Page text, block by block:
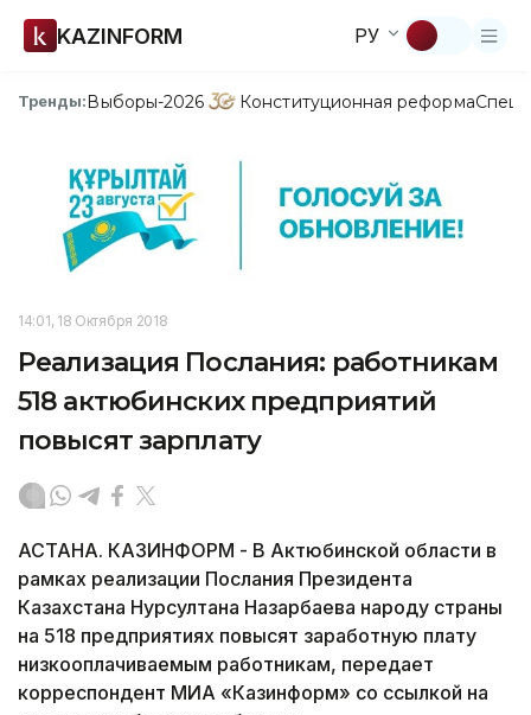
KAZINFORM РУ
Тренды:Выборы-2026 Конституционная реформа
14:01, 18 Октября 2018
Реализация Послания: работникам
518 актюбинских предприятий
повысят зарплату
АСТАНА. КАЗИНФОРМ - В Актюбинской области в
рамках реализации Послания Президента
Казахстана Нурсултана Назарбаева народу страны
на 518 предприятиях повысят заработную плату
низкооплачиваемым работникам, передает
корреспондент МИА «Казинформ» со ссылкой на